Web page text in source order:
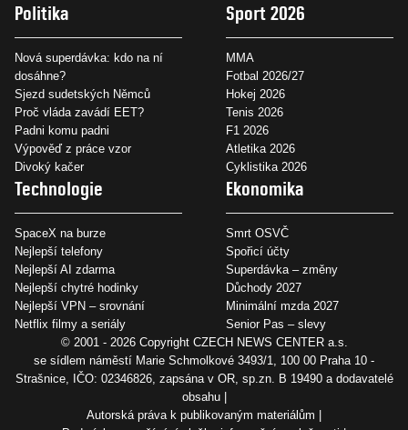
Politika
Nová superdávka: kdo na ní
dosáhne?
Sjezd sudetských Němců
Proč vláda zavádí EET?
Padni komu padni
Výpověď z práce vzor
Divoký kačer
Sport 2026
MMA
Fotbal 2026/27
Hokej 2026
Tenis 2026
F1 2026
Atletika 2026
Cyklistika 2026
Technologie
SpaceX na burze
Nejlepší telefony
Nejlepší AI zdarma
Nejlepší chytré hodinky
Nejlepší VPN – srovnání
Netflix filmy a seriály
Ekonomika
Smrt OSVČ
Spořicí účty
Superdávka – změny
Důchody 2027
Minimální mzda 2027
Senior Pas – slevy
© 2001 - 2026 Copyright CZECH NEWS CENTER a.s.
se sídlem náměstí Marie Schmolkové 3493/1, 100 00 Praha 10 -
Strašnice, IČO: 02346826, zapsána v OR, sp.zn. B 19490 a dodavatelé
obsahu
Autorská práva k publikovaným materiálům